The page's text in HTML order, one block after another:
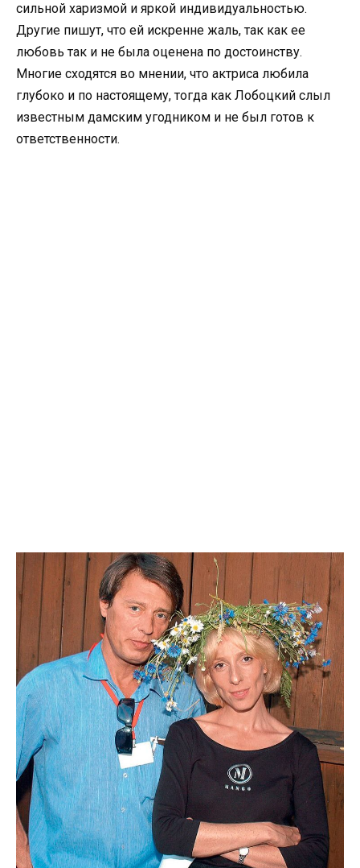
сильной харизмой и яркой индивидуальностью.
Другие пишут, что ей искренне жаль, так как ее
любовь так и не была оценена по достоинству.
Многие сходятся во мнении, что актриса любила
глубоко и по настоящему, тогда как Лобоцкий слыл
известным дамским угодником и не был готов к
ответственности.